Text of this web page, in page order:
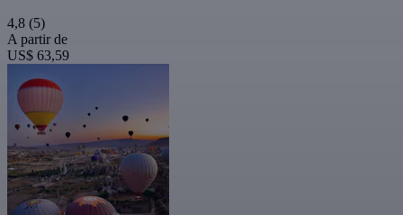
4,8 (5)
A partir de
US$ 63,59